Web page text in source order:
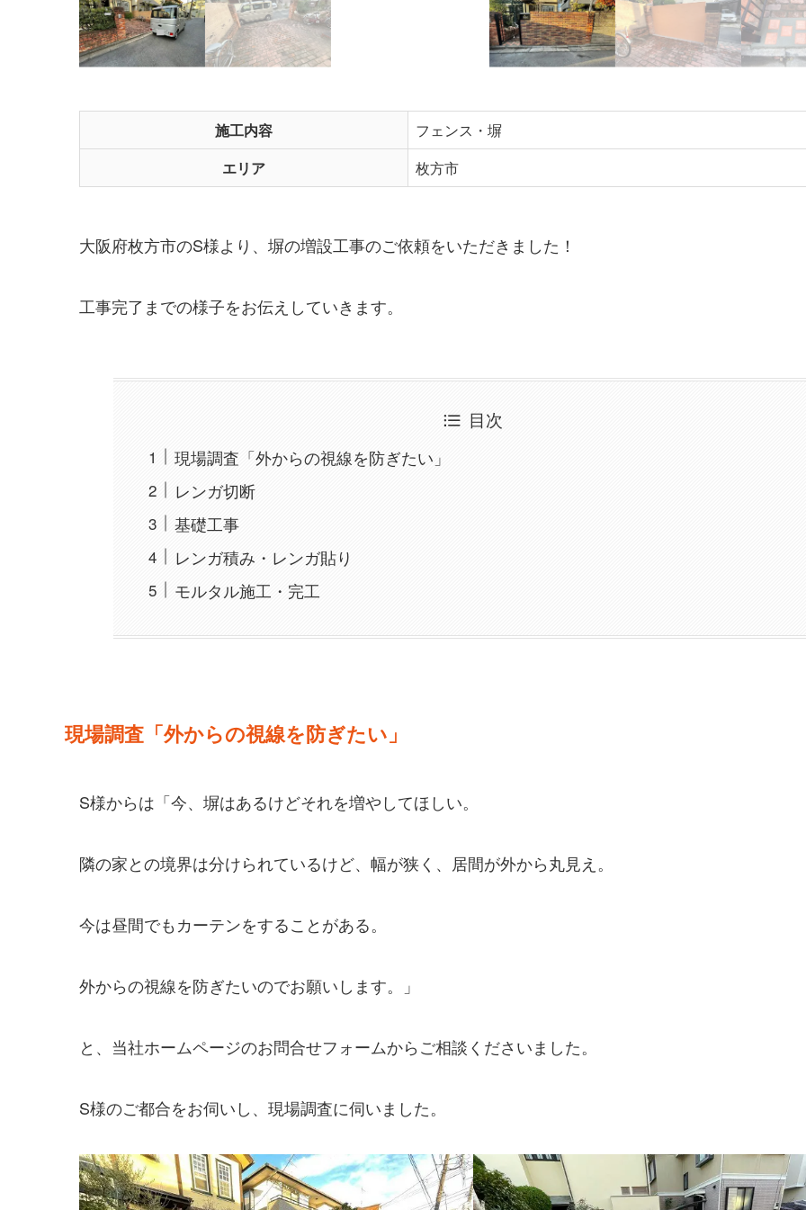
施工内容
フェンス・塀
エリア
枚方市
大阪府枚方市のS様より、塀の増設工事のご依頼をいただきました！
工事完了までの様子をお伝えしていきます。
目次
現場調査「外からの視線を防ぎたい」
レンガ切断
基礎工事
レンガ積み・レンガ貼り
モルタル施工・完工
現場調査 「外からの視線を防ぎたい」
S様からは「今、塀はあるけどそれを増やしてほしい。
隣の家との境界は分けられているけど、幅が狭く、居間が外から丸見え。
今は昼間でもカーテンをすることがある。
外からの視線を防ぎたいのでお願いします。」
と、当社ホームページのお問合せフォームからご相談くださいました。
S様のご都合をお伺いし、現場調査に伺いました。